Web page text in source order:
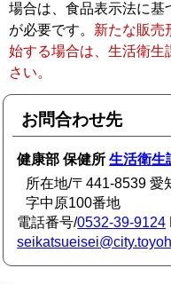
場合は、食品表示法に基
が必要です。 新たな販売
始する場合は、生活衛生
さい。
お問合わせ先
健康部 保健所生活衛生
所在地/〒441-8539 愛
字中原100番地
電話番号/0532-39-9124